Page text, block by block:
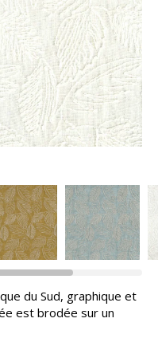
du Sud, graphique et
est brodée sur un